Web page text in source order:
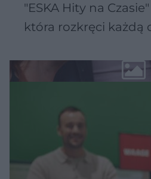
"ESKA Hity na
która rozkręci każdą